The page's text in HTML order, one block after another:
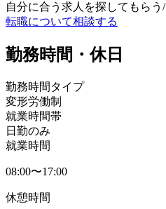
自分に合う求人を探してもらう /
転職について相談する
勤務時間・休日
勤務時間タイプ
変形労働制
就業時間帯
日勤のみ
就業時間
08:00〜17:00
休憩時間